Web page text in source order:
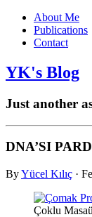
About Me
Publications
Contact
YK's Blog
Just another
DNA’SI
ByYücel Kılıç ·
Çoklu